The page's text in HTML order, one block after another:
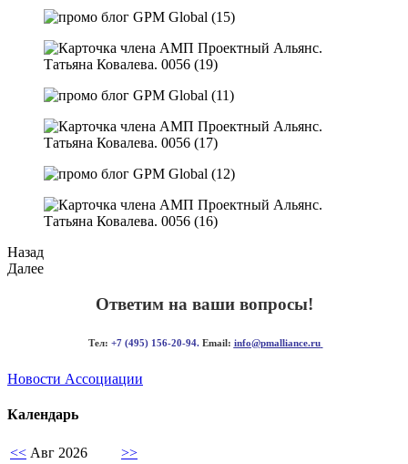
Назад
Далее
Ответим на ваши вопросы!
Тел: +7 (495) 156-20-94. Email: info@pmalliance.ru
Новости Ассоциации
Календарь
<< Авг 2026
>>